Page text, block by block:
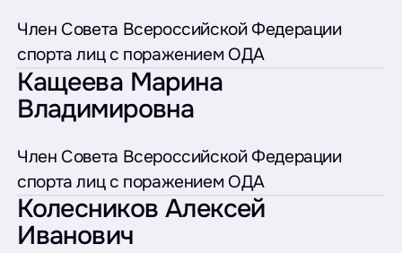
Член Совета Всероссийской Федерации
спорта лиц с поражением ОДА
Кащеева Марина
Владимировна
Член Совета Всероссийской Федерации
спорта лиц с поражением ОДА
Колесников Алексей
Иванович